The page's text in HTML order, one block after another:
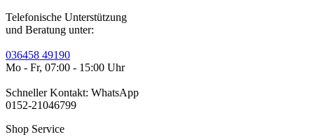
Telefonische Unterstützung
und Beratung unter:
036458 49190
Mo - Fr, 07:00 - 15:00 Uhr
Schneller Kontakt: WhatsApp
0152-21046799
Shop Service